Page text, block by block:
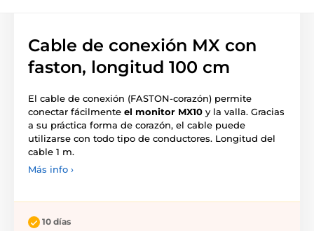
Cable de conexión MX con
faston, longitud 100 cm
El cable de conexión (FASTON-corazón) permite
conectar fácilmente el monitor MX10 y la valla. Gracias
a su práctica forma de corazón, el cable puede
utilizarse con todo tipo de conductores. Longitud del
cable 1 m.
Más info ›
10 días